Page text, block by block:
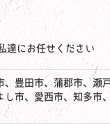
達にお任せください
豊田市、蒲郡市、瀬
市、愛西市、知多市